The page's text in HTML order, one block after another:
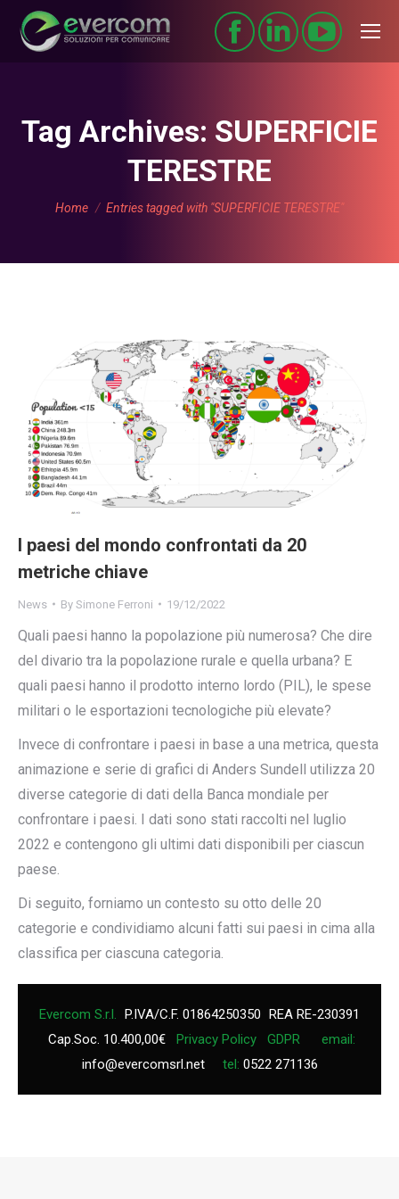
Tag Archives: SUPERFICIE
TERESTRE
You are here:
Home Entries tagged with "SUPERFICIE TERESTRE"
I paesi del mondo confrontati da 20
metriche chiave
News By Simone Ferroni 19/12/2022
Quali paesi hanno la popolazione più numerosa? Che dire
del divario tra la popolazione rurale e quella urbana? E
quali paesi hanno il prodotto interno lordo (PIL), le spese
militari o le esportazioni tecnologiche più elevate?
Invece di confrontare i paesi in base a una metrica, questa
animazione e serie di grafici di Anders Sundell utilizza 20
diverse categorie di dati della Banca mondiale per
confrontare i paesi. I dati sono stati raccolti nel luglio
2022 e contengono gli ultimi dati disponibili per ciascun
paese.
Di seguito, forniamo un contesto su otto delle 20
categorie e condividiamo alcuni fatti sui paesi in cima alla
classifica per ciascuna categoria.
Evercom S.r.l. P.IVA/C.F. 01864250350 REA RE-230391
Cap.Soc. 10.400,00€
Privacy Policy GDPR
email:
info@evercomsrl.net
tel: 0522 271136